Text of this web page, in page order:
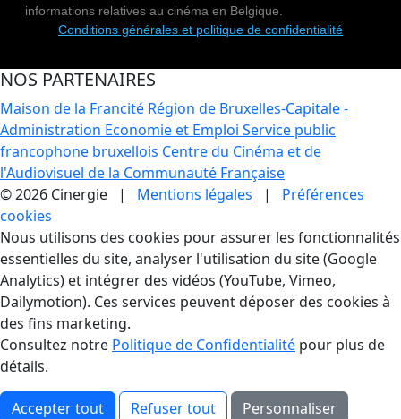
informations relatives au cinéma en Belgique.
Conditions générales et politique de confidentialité
NOS PARTENAIRES
Maison de la Francité Région de Bruxelles-Capitale -
Administration Economie et Emploi Service public
francophone bruxellois Centre du Cinéma et de
l'Audiovisuel de la Communauté Française
© 2026 Cinergie | Mentions légales | Préférences
cookies
Gestion des Cookies
Nous utilisons des cookies pour assurer les fonctionnalités
essentielles du site, analyser l'utilisation du site (Google
Analytics) et intégrer des vidéos (YouTube, Vimeo,
Dailymotion). Ces services peuvent déposer des cookies à
des fins marketing.
Consultez notre Politique de Confidentialité pour plus de
détails.
Accepter tout Refuser tout Personnaliser